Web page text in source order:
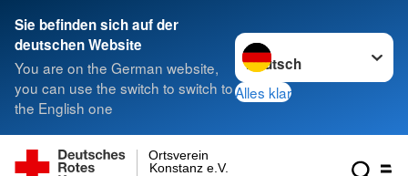
Sie befinden sich auf der
deutschen Website
You are on the German website,
you can use the switch to switch to
the English one
Sprache wechseln zu
Alles klar
Konstanz e.V.
Ortsverein